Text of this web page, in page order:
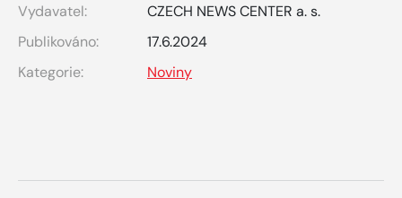
Vydavatel:
CZECH NEWS CENTER a. s.
Publikováno:
17.6.2024
Kategorie:
Noviny